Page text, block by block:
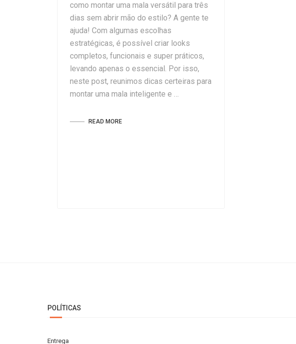
como montar uma mala versátil para três
dias sem abrir mão do estilo? A gente te
ajuda! Com algumas escolhas
estratégicas, é possível criar looks
completos, funcionais e super práticos,
levando apenas o essencial. Por isso,
neste post, reunimos dicas certeiras para
montar uma mala inteligente e …
READ MORE
POLÍTICAS
Entrega